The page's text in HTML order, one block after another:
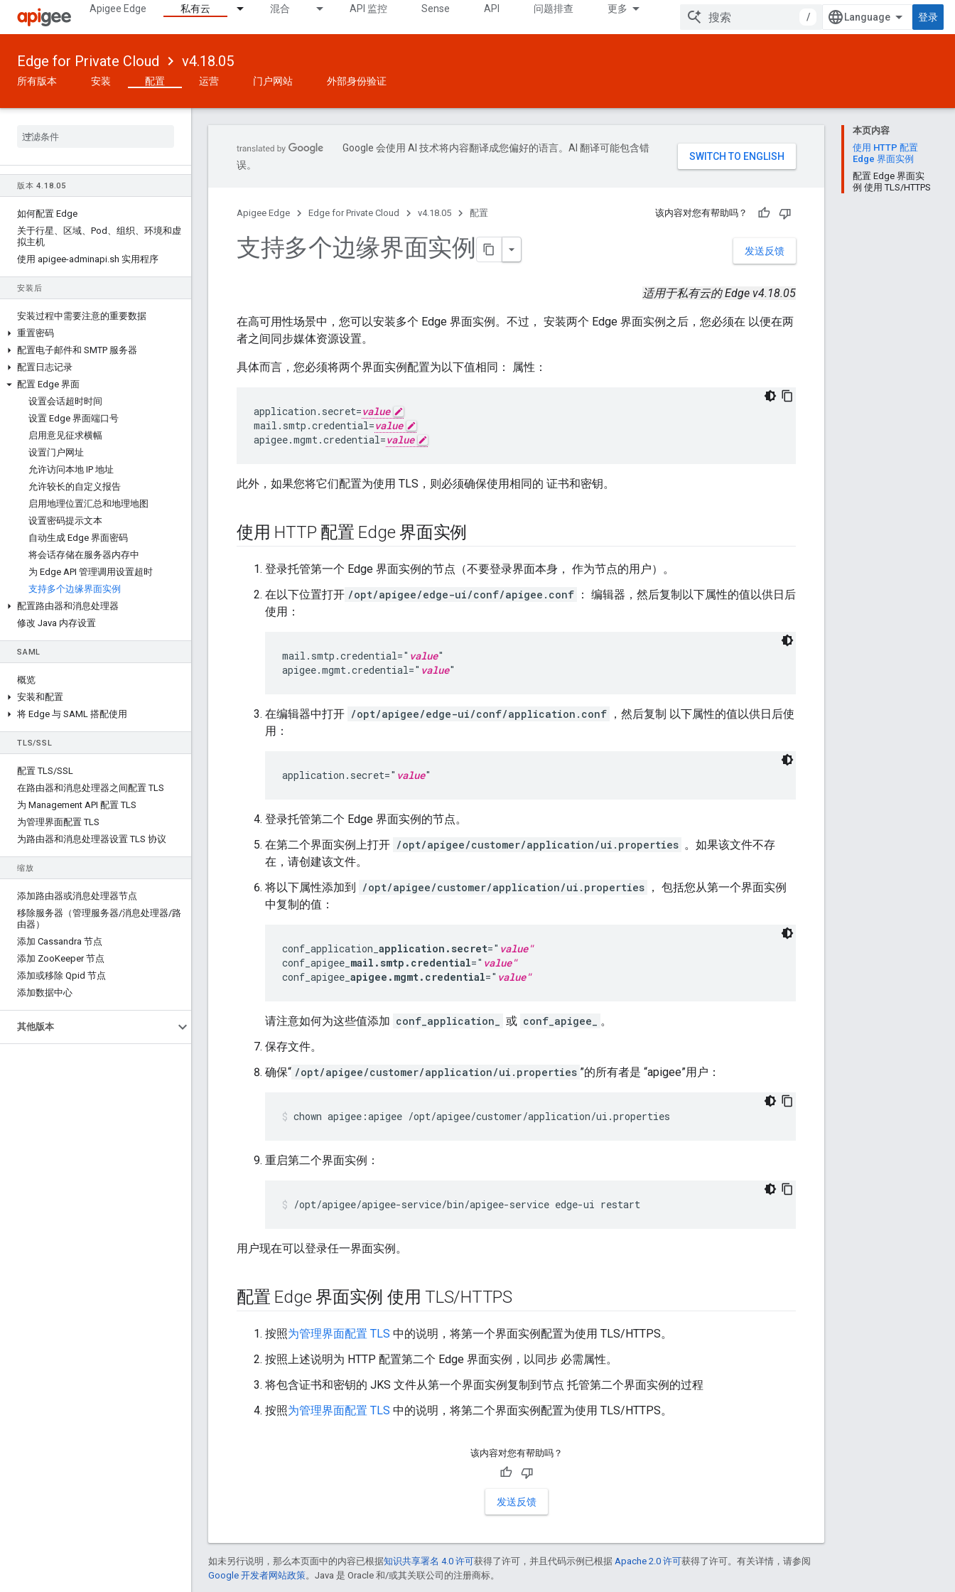
Apigee Edge 私有云 混合 API 监控 Sense API 问题排查 更多
/ 登录
Edge for Private Cloud v4.18.05
所有版本 安装 配置 运营 门户网站 外部身份验证
版本 4.18.05
如何配置 Edge
关于行星、区域、Pod、组织、环境和虚
拟主机
使用 apigee-adminapi.sh 实用程序
安装后
安装过程中需要注意的重要数据
重置密码
配置电子邮件和 SMTP 服务器
配置日志记录
配置 Edge 界面
设置会话超时时间
设置 Edge 界面端口号
启用意见征求横幅
设置门户网址
允许访问本地 IP 地址
允许较长的自定义报告
启用地理位置汇总和地理地图
设置密码提示文本
自动生成 Edge 界面密码
将会话存储在服务器内存中
为 Edge API 管理调用设置超时
支持多个边缘界面实例
配置路由器和消息处理器
修改 Java 内存设置
SAML
概览
安装和配置
将 Edge 与 SAML 搭配使用
TLS/SSL
配置 TLS/SSL
在路由器和消息处理器之间配置 TLS
为 Management API 配置 TLS
为管理界面配置 TLS
为路由器和消息处理器设置 TLS 协议
缩放
添加路由器或消息处理器节点
移除服务器（管理服务器/消息处理器/路
由器）
添加 Cassandra 节点
添加 ZooKeeper 节点
添加或移除 Qpid 节点
添加数据中心
其他版本
本页内容
使用 HTTP 配置
Edge 界面实例
配置 Edge 界面实
例 使用 TLS/HTTPS
Google 会使用 AI 技术将内容翻译成您偏好的语言。AI 翻译可能包含错
误。
Apigee Edge Edge for Private Cloud v4.18.05 配置 该内容对您有帮助吗？
发送反馈
支持多个边缘界面实例
适用于私有云的 Edge v4.18.05
在高可用性场景中，您可以安装多个 Edge 界面实例。不过， 安装两个 Edge 界面实例之后，您必须在 以便在两
者之间同步媒体资源设置。
具体而言，您必须将两个界面实例配置为以下值相同： 属性：
application.secret=value
mail.smtp.credential=value
apigee.mgmt.credential=value
此外，如果您将它们配置为使用 TLS，则必须确保使用相同的 证书和密钥。
使用 HTTP 配置 Edge 界面实例
登录托管第一个 Edge 界面实例的节点（不要登录界面本身， 作为节点的用户）。
在以下位置打开 /opt/apigee/edge-ui/conf/apigee.conf ： 编辑器，然后复制以下属性的值以供日后
使用：
mail.smtp.credential=" value"
apigee.mgmt.credential=" value"
在编辑器中打开 /opt/apigee/edge-ui/conf/application.conf ，然后复制 以下属性的值以供日后使
用：
application.secret=" value"
登录托管第二个 Edge 界面实例的节点。
在第二个界面实例上打开 /opt/apigee/customer/application/ui.properties 。如果该文件不存
在，请创建该文件。
将以下属性添加到 /opt/apigee/customer/application/ui.properties ， 包括您从第一个界面实例
中复制的值：
conf_application_ application.secret=" value"
conf_apigee_ mail.smtp.credential=" value"
conf_apigee_ apigee.mgmt.credential=" value"
请注意如何为这些值添加 conf_application_ 或 conf_apigee_
。
保存文件。
确保“ /opt/apigee/customer/application/ui.properties ”的所有者是 “apigee”用户：
chown apigee:apigee /opt/apigee/customer/application/ui.properties
重启第二个界面实例：
/opt/apigee/apigee-service/bin/apigee-service edge-ui restart
用户现在可以登录任一界面实例。
配置 Edge 界面实例 使用 TLS/HTTPS
按照为管理界面配置 TLS 中的说明，将第一个界面实例配置为使用 TLS/HTTPS。
按照上述说明为 HTTP 配置第二个 Edge 界面实例，以同步 必需属性。
将包含证书和密钥的 JKS 文件从第一个界面实例复制到节点 托管第二个界面实例的过程
按照为管理界面配置 TLS 中的说明，将第二个界面实例配置为使用 TLS/HTTPS。
该内容对您有帮助吗？
发送反馈
如未另行说明，那么本页面中的内容已根据知识共享署名 4.0 许可获得了许可，并且代码示例已根据 Apache 2.0 许可获得了许可。有关详情，请参阅
Google 开发者网站政策。Java 是 Oracle 和/或其关联公司的注册商标。